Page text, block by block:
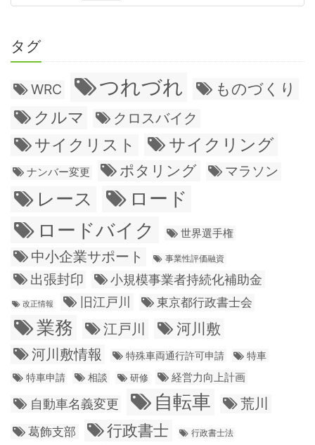
タグ
WRC つれづれ ものづくり
クルマ クロスバイク
サイクリスト サイクリング
ナンバー変更 ポタリング マラソン
レース
ロード
ロードバイク
世界選手権
中小企業サポート 事業性評価融資
出張封印 小規模事業者持続化補助金
改正情報 旧江戸川 東京都行政書士会
業務 江戸川
河川敷
河川敷情報
特殊車両通行許可申請
特車
特車申請
相談 研修 経営力向上計画
自動車名義変更 自転車 荒川
葛飾支部 行政書士 行政書士法